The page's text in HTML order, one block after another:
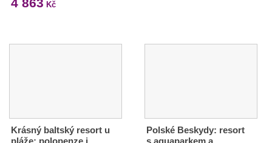
4 863 Kč
Krásný baltský resort u
Polské Beskydy: resort